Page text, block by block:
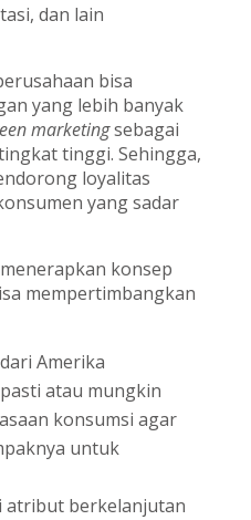
dan lain
bisa
yang lebih banyak
marketingsebagai
tinggi. Sehingga,
loyalitas
yang sadar
konsep
mempertimbangkan
Amerika
atau mungkin
konsumsi agar
untuk
atribut berkelanjutan